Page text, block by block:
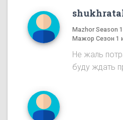
Mazhor Season
Мажор Сезон 1
Не жаль
буду ждать